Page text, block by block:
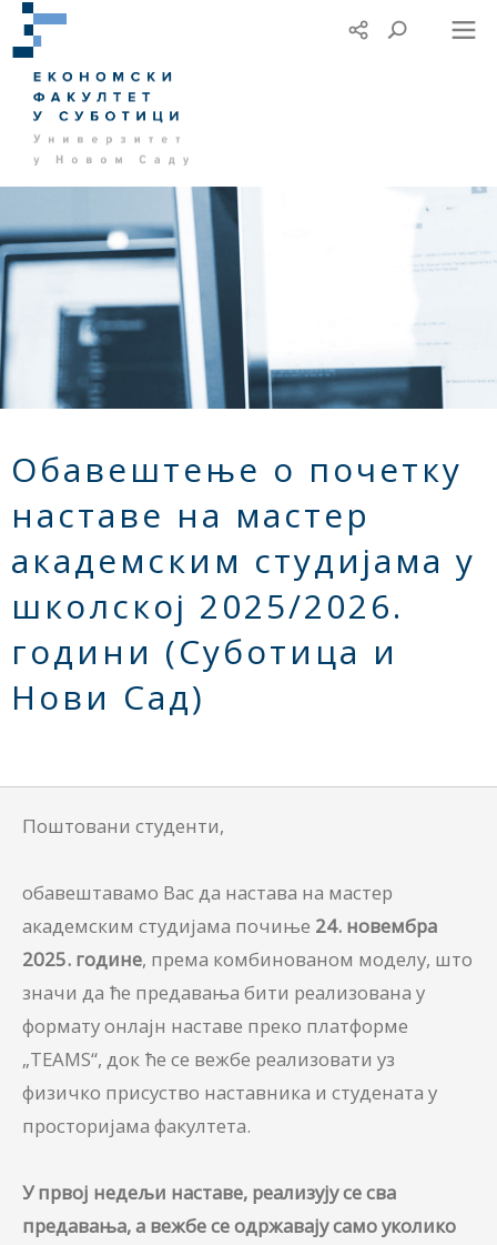
Обавештење о почетку
наставе на мастер
академским студијама у
школској 2025/2026.
години (Суботица и
Нови Сад)
Поштовани студенти,
обавештавамо Вас да настава на мастер
академским студијама почиње 24. новембра
2025. године, према комбинованом моделу, што
значи да ће предавања бити реализована у
формату онлајн наставе преко платформе
„TEAMS“, док ће се вежбе реализовати уз
физичко присуство наставника и студената у
просторијама факултета.
У првој недељи наставе, реализују се сва
предавања, а вежбе се одржавају само уколико